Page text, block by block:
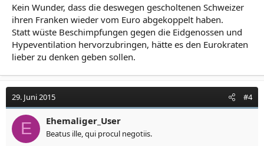
Kein Wunder, dass die deswegen gescholtenen Schweizer
ihren Franken wieder vom Euro abgekoppelt haben.
Statt wüste Beschimpfungen gegen die Eidgenossen und
Hypeventilation hervorzubringen, hätte es den Eurokraten
lieber zu denken geben sollen.
29. Juni 2015 #4
E Ehemaliger_User
Beatus ille, qui procul negotiis.